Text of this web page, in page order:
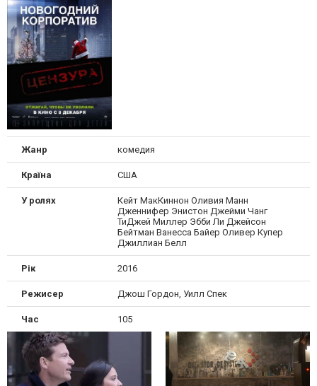
Жанр комедия
Країна США
У ролях
Кейт МакКиннон Оливия Манн
Дженнифер Энистон Джейми Чанг
ТиДжей Миллер Эбби Ли Джейсон
Бейтман Ванесса Байер Оливер Купер
Джиллиан Белл
Рік 2016
Режисер Джош Гордон, Уилл Спек
Час 105